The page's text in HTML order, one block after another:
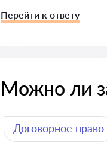
Перейти к ответу
Можно ли
Договорное право